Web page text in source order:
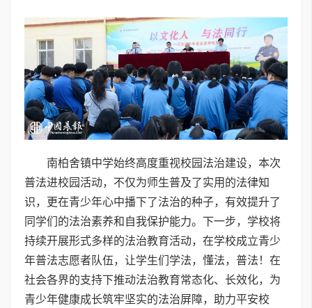
南柏舍镇中学始终高度重视校园法治建设，本次
普法进校园活动，不仅为师生普及了实用的法律知
识，更在青少年心中播下了法治的种子，有效提升了
同学们的法治素养和自我保护能力。下一步，学校将
持续开展形式多样的法治教育活动，在学校成立青少
年普法志愿者队伍，让学生们学法，懂法，普法！在
社会各界的支持下推动法治教育常态化、长效化，为
青少年健康成长筑牢坚实的法治屏障，助力平安校